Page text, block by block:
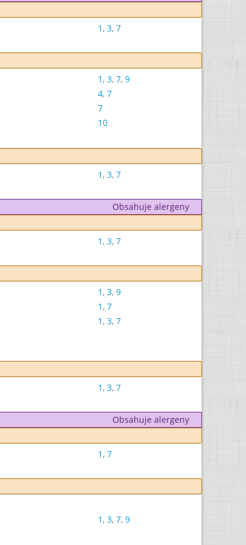
1, 3, 7
1, 3, 7, 9
4, 7
7
10
1, 3, 7
Obsahuje alergeny
1, 3, 7
1, 3, 9
1, 7
1, 3, 7
1, 3, 7
Obsahuje alergeny
1, 7
1, 3, 7, 9